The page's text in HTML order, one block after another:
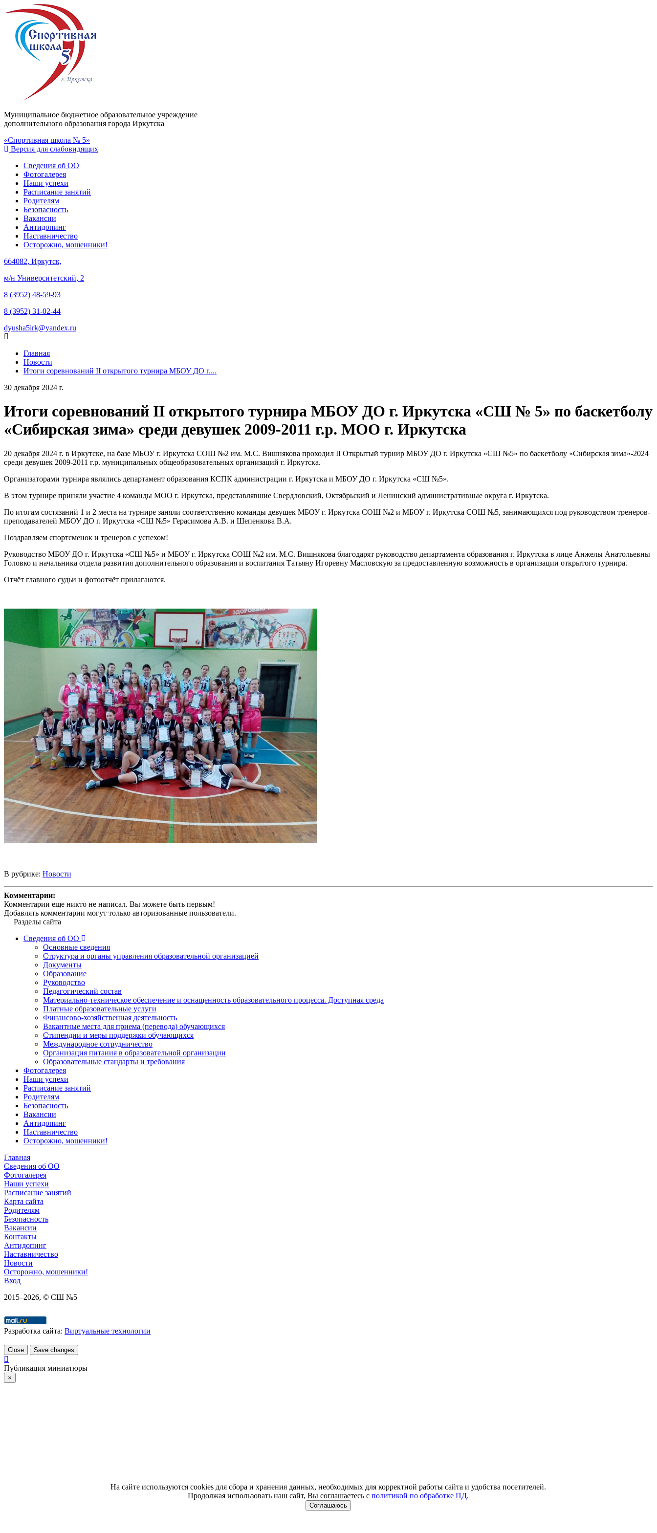
Муниципальное бюджетное образовательное учреждение
дополнительного образования города Иркутска
«Спортивная школа № 5»
Версия для слабовидящих
Сведения об ОО
Фотогалерея
Наши успехи
Расписание занятий
Родителям
Безопасность
Вакансии
Антидопинг
Наставничество
Осторожно, мошенники!
664082, Иркутск,
м/н Университетский, 2
8 (3952) 48-59-93
8 (3952) 31-02-44
dyusha5irk@yandex.ru
Главная
Новости
Итоги соревнований II открытого турнира МБОУ ДО г....
30 декабря 2024 г.
Итоги соревнований II открытого турнира МБОУ ДО г. Иркутска «СШ № 5» по баскетболу
«Сибирская зима» среди девушек 2009-2011 г.р. МОО г. Иркутска
20 декабря 2024 г. в Иркутске, на базе МБОУ г. Иркутска СОШ №2 им. М.С. Вишнякова проходил II Открытый турнир МБОУ ДО г. Иркутска «СШ №5» по баскетболу «Сибирская зима»-2024
среди девушек 2009-2011 г.р. муниципальных общеобразовательных организаций г. Иркутска.
Организаторами турнира являлись департамент образования КСПК администрации г. Иркутска и МБОУ ДО г. Иркутска «СШ №5».
В этом турнире приняли участие 4 команды МОО г. Иркутска, представлявшие Свердловский, Октябрьский и Ленинский административные округа г. Иркутска.
По итогам состязаний 1 и 2 места на турнире заняли соответственно команды девушек МБОУ г. Иркутска СОШ №2 и МБОУ г. Иркутска СОШ №5, занимающихся под руководством тренеров-
преподавателей МБОУ ДО г. Иркутска «СШ №5» Герасимова А.В. и Шепенкова В.А.
Поздравляем спортсменок и тренеров с успехом!
Руководство МБОУ ДО г. Иркутска «СШ №5» и МБОУ г. Иркутска СОШ №2 им. М.С. Вишнякова благодарят руководство департамента образования г. Иркутска в лице Анжелы Анатольевны
Головко и начальника отдела развития дополнительного образования и воспитания Татьяну Игоревну Масловскую за предоставленную возможность в организации открытого турнира.
Отчёт главного судьи и фотоотчёт прилагаются.
В рубрике: Новости
Комментарии:
Комментарии еще никто не написал. Вы можете быть первым!
Добавлять комментарии могут только авторизованные пользователи.
Разделы сайта
Сведения об ОО
Основные сведения
Структура и органы управления образовательной организацией
Документы
Образование
Руководство
Педагогический состав
Материально-техническое обеспечение и оснащенность образовательного процесса. Доступная среда
Платные образовательные услуги
Финансово-хозяйственная деятельность
Вакантные места для приема (перевода) обучающихся
Стипендии и меры поддержки обучающихся
Международное сотрудничество
Организация питания в образовательной организации
Образовательные стандарты и требования
Фотогалерея
Наши успехи
Расписание занятий
Родителям
Безопасность
Вакансии
Антидопинг
Наставничество
Осторожно, мошенники!
Главная
Сведения об ОО
Фотогалерея
Наши успехи
Расписание занятий
Карта сайта
Родителям
Безопасность
Вакансии
Контакты
Антидопинг
Наставничество
Новости
Осторожно, мошенники!
Вход
2015–2026, © СШ №5
Разработка сайта: Виртуальные технологии
Close Save changes
Публикация миниатюры
×
На сайте используются cookies для сбора и хранения данных, необходимых для корректной работы сайта и удобства посетителей.
Продолжая использовать наш сайт, Вы соглашаетесь сполитикой по обработке ПД.
Соглашаюсь